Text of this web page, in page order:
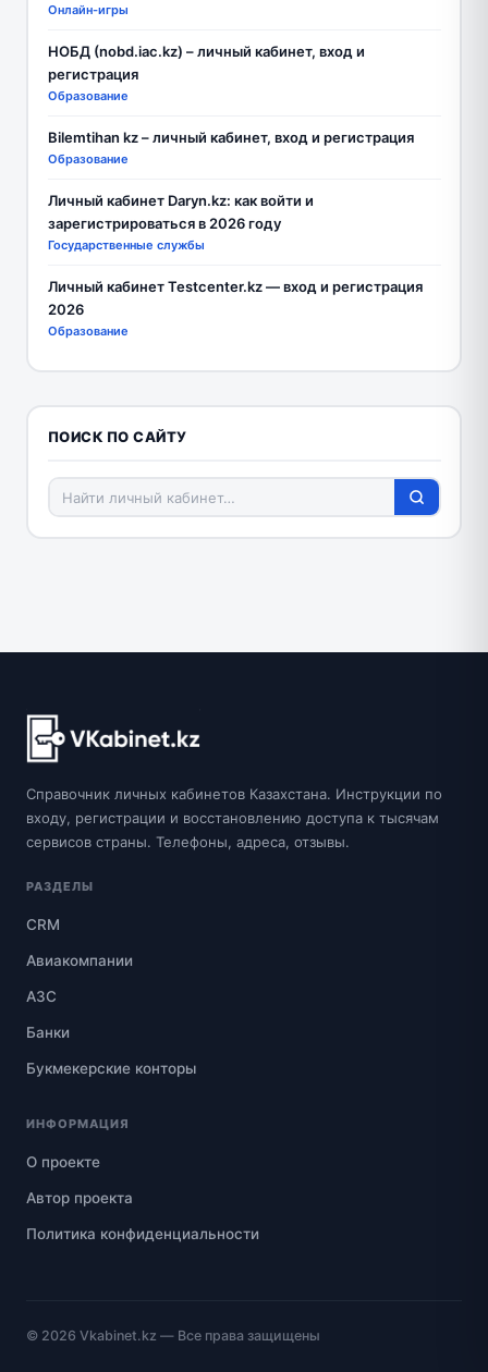
Онлайн-игры
НОБД (nobd.iac.kz) – личный кабинет, вход и
регистрация
Образование
Bilemtihan kz – личный кабинет, вход и регистрация
Образование
Личный кабинет Daryn.kz: как войти и
зарегистрироваться в 2026 году
Государственные службы
Личный кабинет Testcenter.kz — вход и регистрация
2026
Образование
ПОИСК ПО САЙТУ
Справочник личных кабинетов Казахстана. Инструкции по
входу, регистрации и восстановлению доступа к тысячам
сервисов страны. Телефоны, адреса, отзывы.
РАЗДЕЛЫ
CRM
Авиакомпании
АЗС
Банки
Букмекерские конторы
ИНФОРМАЦИЯ
О проекте
Автор проекта
Политика конфиденциальности
© 2026 Vkabinet.kz — Все права защищены